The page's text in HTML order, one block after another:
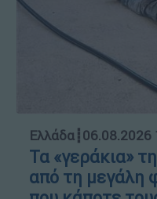
Ελλάδα┋06.08.2026
Τα «γεράκια»
από τη μεγάλη